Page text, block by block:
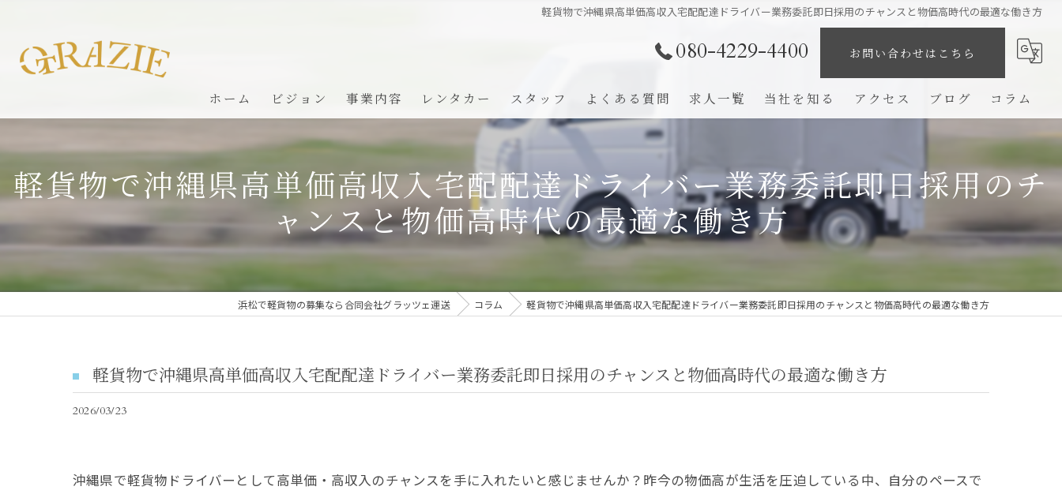
軽貨物で沖縄県高単価高収入宅配配達ドライバー業務委託即日採用のチャンスと物価高時代の最適な働き方
080-4229-4400 お問い合わせはこちら
ホーム ビジョン 事業内容 レンタカー スタッフ よくある質問 求人一覧 当社を知る
未経験
ドライバー
完全歩合制
アクセス ブログ コラム
軽貨物で沖縄県高単価高収入宅配配達ドライバー業務委託即日採用のチ
ャンスと物価高時代の最適な働き方
浜松で軽貨物の募集なら合同会社グラッツェ運送 コラム 軽貨物で沖縄県高単価高収入宅配配達ドライバー業務委託即日採用のチャンスと物価高時代の最適な働き方
軽貨物で沖縄県高単価高収入宅配配達ドライバー業務委託即日採用のチャンスと物価高時代の最適な働き方
2026/03/23
沖縄県で軽貨物ドライバーとして高単価・高収入のチャンスを手に入れたいと感じませんか？昨今の物価高が生活を圧迫している中、自分のペースで